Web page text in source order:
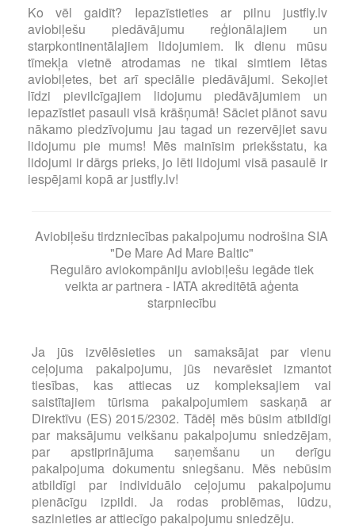
Ko vēl gaidīt? Iepazīstieties ar pilnu justfly.lv
aviobiļešu piedāvājumu reģionālajiem un
starpkontinentālajiem lidojumiem. Ik dienu mūsu
tīmekļa vietnē atrodamas ne tikai simtiem lētas
aviobiļetes, bet arī speciālie piedāvājumi. Sekojiet
līdzi pievilcīgajiem lidojumu piedāvājumiem un
iepazīstiet pasauli visā krāšņumā! Sāciet plānot savu
nākamo piedzīvojumu jau tagad un rezervējiet savu
lidojumu pie mums! Mēs mainīsim priekšstatu, ka
lidojumi ir dārgs prieks, jo lēti lidojumi visā pasaulē ir
iespējami kopā ar justfly.lv!
Aviobiļešu tirdzniecības pakalpojumu nodrošina SIA
"De Mare Ad Mare Baltic"
Regulāro aviokompāniju aviobiļešu iegāde tiek
veikta ar partnera - IATA akreditētā aģenta
starpniecību
Ja jūs izvēlēsieties un samaksājat par vienu
ceļojuma pakalpojumu, jūs nevarēsiet izmantot
tiesības, kas attiecas uz kompleksajiem vai
saistītajiem tūrisma pakalpojumiem saskaņā ar
Direktīvu (ES) 2015/2302. Tādēļ mēs būsim atbildīgi
par maksājumu veikšanu pakalpojumu sniedzējam,
par apstiprinājuma saņemšanu un derīgu
pakalpojuma dokumentu sniegšanu. Mēs nebūsim
atbildīgi par individuālo ceļojumu pakalpojumu
pienācīgu izpildi. Ja rodas problēmas, lūdzu,
sazinieties ar attiecīgo pakalpojumu sniedzēju.